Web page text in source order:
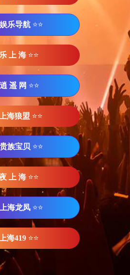
娱乐导航 ⭐⭐
乐 上 海 ⭐⭐
逍 遥 网 ⭐⭐
上海狼盟 ⭐⭐
贵族宝贝 ⭐⭐
上 海 ⭐⭐
上海龙凤 ⭐⭐
上海419 ⭐⭐